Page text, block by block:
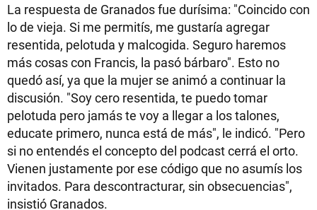
La respuesta de Granados fue durísima: "Coincido con
lo de vieja. Si me permitís, me gustaría agregar
resentida, pelotuda y malcogida. Seguro haremos
más cosas con Francis, la pasó bárbaro". Esto no
quedó así, ya que la mujer se animó a continuar la
discusión. "Soy cero resentida, te puedo tomar
pelotuda pero jamás te voy a llegar a los talones,
educate primero, nunca está de más", le indicó. "Pero
si no entendés el concepto del podcast cerrá el orto.
Vienen justamente por ese código que no asumís los
invitados. Para descontracturar, sin obsecuencias",
insistió Granados.